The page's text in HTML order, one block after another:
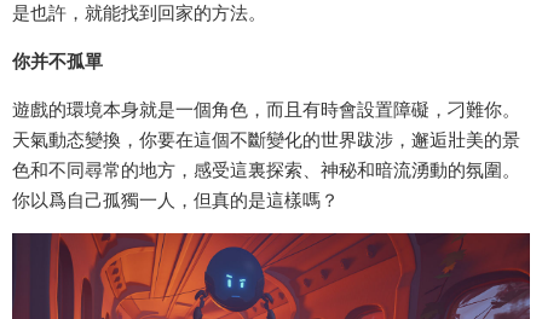
是也許，就能找到回家的方法。
你并不孤單
遊戲的環境本身就是一個角色，而且有時會設置障礙，刁難你。
天氣動态變換，你要在這個不斷變化的世界跋涉，邂逅壯美的景
色和不同尋常的地方，感受這裏探索、神秘和暗流湧動的氛圍。
你以爲自己孤獨一人，但真的是這樣嗎？